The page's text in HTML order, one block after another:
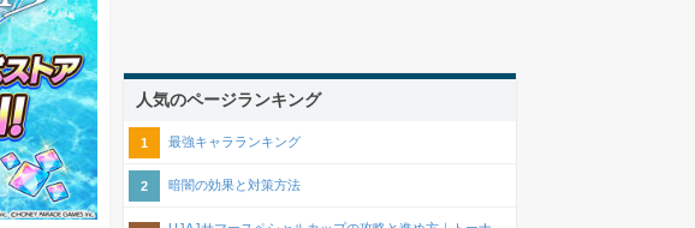
人気のページランキング
最強キャラランキング
暗闇の効果と対策方法